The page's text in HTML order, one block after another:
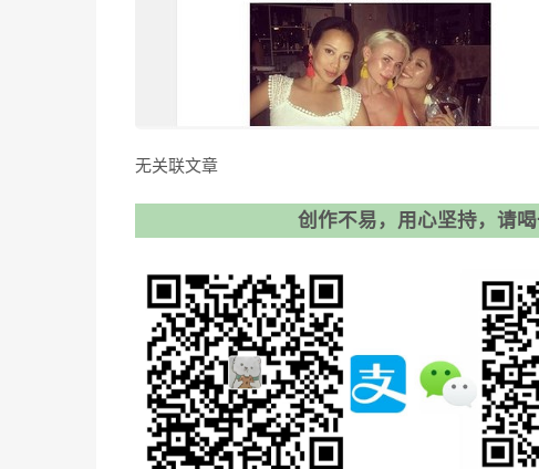
无关联文章
创作不易，用心坚持，请